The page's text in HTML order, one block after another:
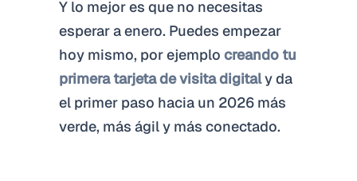
Y lo mejor es que no necesitas
esperar a enero. Puedes empezar
hoy mismo, por ejemplo creando tu
primera tarjeta de visita digitaly da
el primer paso hacia un 2026 más
verde, más ágil y más conectado.